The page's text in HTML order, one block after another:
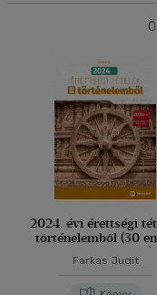
4500 Ft felett
Korosztály szerint
Ifjúsági(275)
10 - 14 év(3)
14 - 18 év
(18)
Gyermek és
Felnőtt(59)
2024. évi érettségi
történelemből (30
szintű tematika)
Farkas Judit